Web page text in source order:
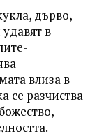
дърво,
в
влиза в
се разчиства